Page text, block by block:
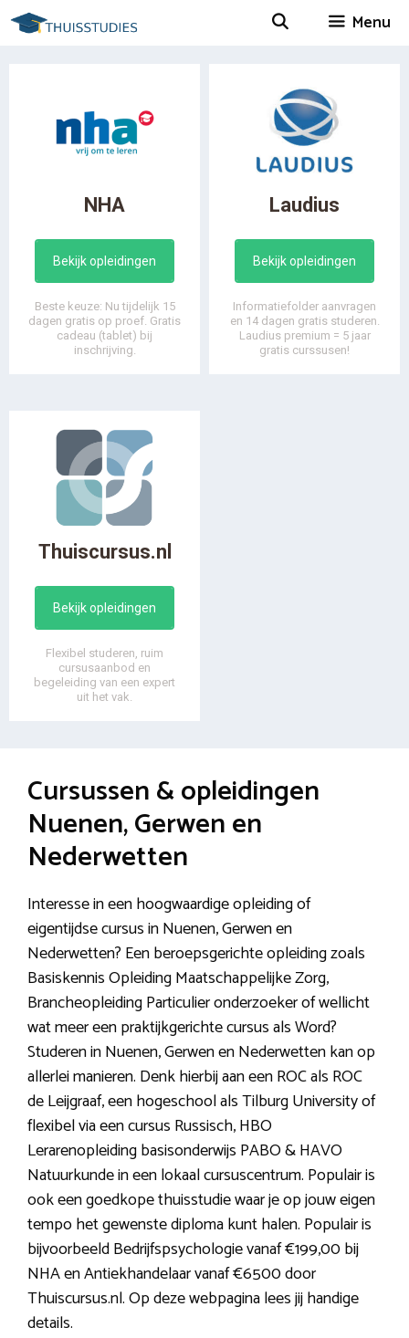
Spring
naar
Menu
NHA
Bekijk opleidingen
Beste keuze: Nu tijdelijk 15
dagen gratis op proef. Gratis
cadeau (tablet) bij
inschrijving.
Laudius
Bekijk opleidingen
Informatiefolder aanvragen
en 14 dagen gratis studeren.
Laudius premium = 5 jaar
gratis curssusen!
Thuiscursus.nl
Bekijk opleidingen
Flexibel studeren, ruim
cursusaanbod en
begeleiding van een expert
uit het vak.
Cursussen & opleidingen
Nuenen, Gerwen en
Nederwetten
Interesse in een hoogwaardige opleiding of
eigentijdse cursus in Nuenen, Gerwen en
Nederwetten? Een beroepsgerichte opleiding zoals
Basiskennis Opleiding Maatschappelijke Zorg,
Brancheopleiding Particulier onderzoeker of wellicht
wat meer een praktijkgerichte cursus als Word?
Studeren in Nuenen, Gerwen en Nederwetten kan op
allerlei manieren. Denk hierbij aan een ROC als ROC
de Leijgraaf, een hogeschool als Tilburg University of
flexibel via een cursus Russisch, HBO
Lerarenopleiding basisonderwijs PABO & HAVO
Natuurkunde in een lokaal cursuscentrum. Populair is
ook een goedkope thuisstudie waar je op jouw eigen
tempo het gewenste diploma kunt halen. Populair is
bijvoorbeeld Bedrijfspsychologie vanaf €199,00 bij
NHA en Antiekhandelaar vanaf €6500 door
Thuiscursus.nl. Op deze webpagina lees jij handige
details.